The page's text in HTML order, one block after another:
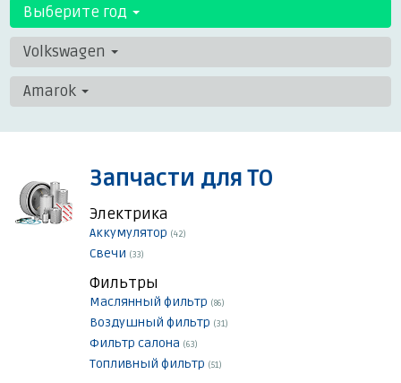
Выберите год
Volkswagen
Amarok
Запчасти для ТО
Электрика
Аккумулятор (42)
Свечи (33)
Фильтры
Маслянный фильтр (86)
Воздушный фильтр (31)
Фильтр салона (63)
Топливный фильтр (51)